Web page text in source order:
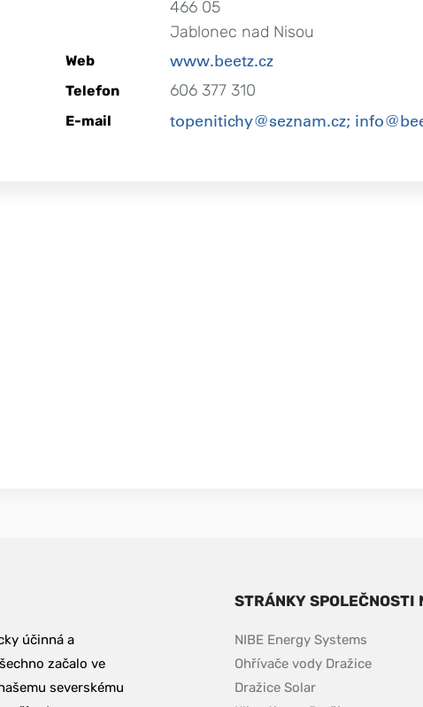
466 05
Jablonec nad Nisou
Web www.beetz.cz
Telefon 606 377 310
E-mail topenitichy@seznam.cz;
účinná a
začalo ve
severskému
STRÁNKY SPOLEČNOSTI
NIBE Energy Systems
Ohřívače vody Dražice
Dražice Solar